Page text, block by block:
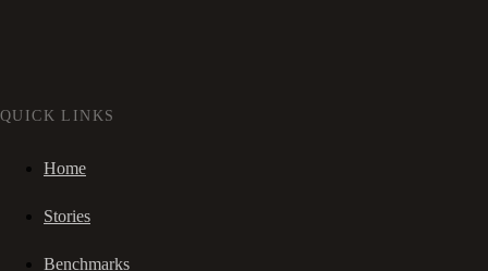
QUICK LINKS
Home
Stories
Benchmarks